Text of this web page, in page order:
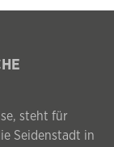
steht für
Seidenstadt in